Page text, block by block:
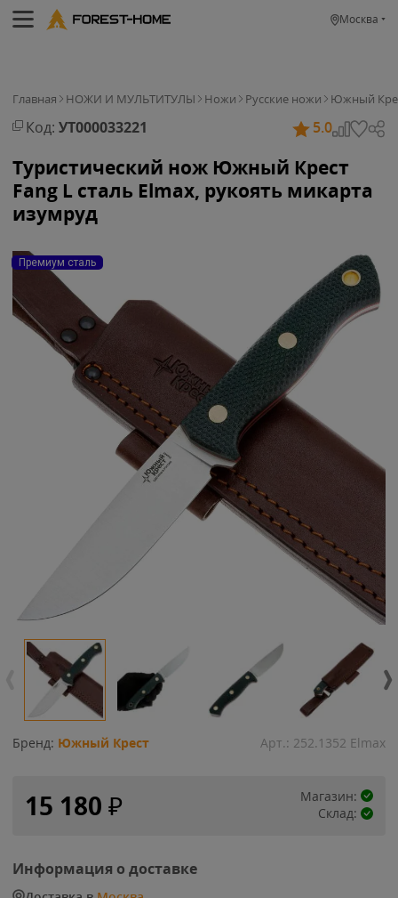
Москва
Главная НОЖИ И МУЛЬТИТУЛЫ Ножи Русские ножи Южный
Код: УТ000033221 5.0
Туристический нож Южный Крест
Fang L сталь Elmax, рукоять микарта
изумруд
Премиум сталь
Бренд: Южный Крест Арт.: 252.1352 Elmax
15 180 ₽
Магазин:
Склад:
Информация о доставке